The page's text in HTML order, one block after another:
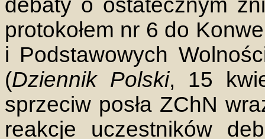
debaty o ostatecznym
protokołem nr 6 do
i Podstawowych
(Dziennik Polski, 15
sprzeciw posła ZChN
reakcje uczestników